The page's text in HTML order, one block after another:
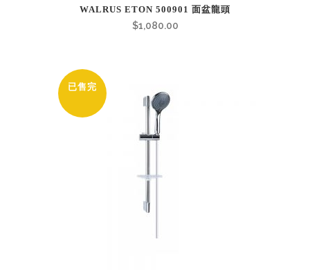
WALRUS ETON 500901 面盆龍頭
$1,080.00
已售完